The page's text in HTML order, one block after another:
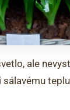
ale
sálavému